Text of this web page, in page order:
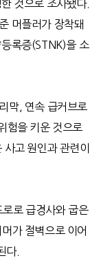
것으로 조사됐다.
머플러가 장착돼
록증(STNK)을 소
막, 연속 급커브로
험을 키운 것으로
고 원인과 관련이
로로 급경사와 굽은
가 절벽으로 이어
다.